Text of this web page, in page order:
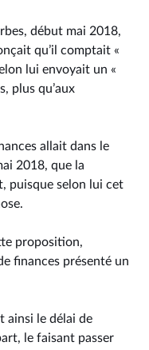
début mai 2018,
qu’il comptait «
lui envoyait un «
plus qu’aux
allait dans le
2018, que la
puisque selon lui cet
proposition,
finances présenté un
ainsi le délai de
le faisant passer